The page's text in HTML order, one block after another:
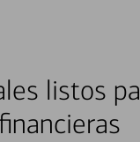
listos